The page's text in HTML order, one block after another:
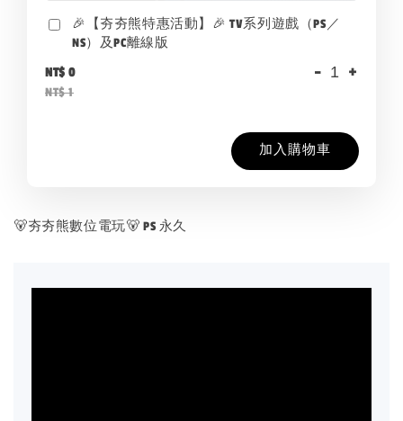
🎉【夯夯熊特惠活動】🎉 TV系列遊戲（PS／
NS）及PC離線版
NT$ 0
NT$ 1
- +
加入購物車
🐻夯夯熊數位電玩🐻 PS 永久